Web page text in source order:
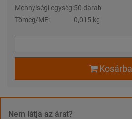
Mennyiségi egység:50 darab
Tömeg/ME:
0,015 kg
Kosárba
Nem látja az árat?